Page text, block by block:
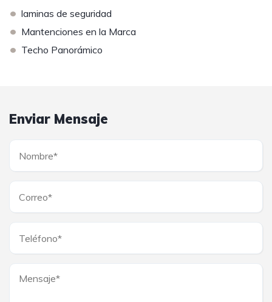
• laminas de seguridad
• Mantenciones en la Marca
• Techo Panorámico
Enviar Mensaje